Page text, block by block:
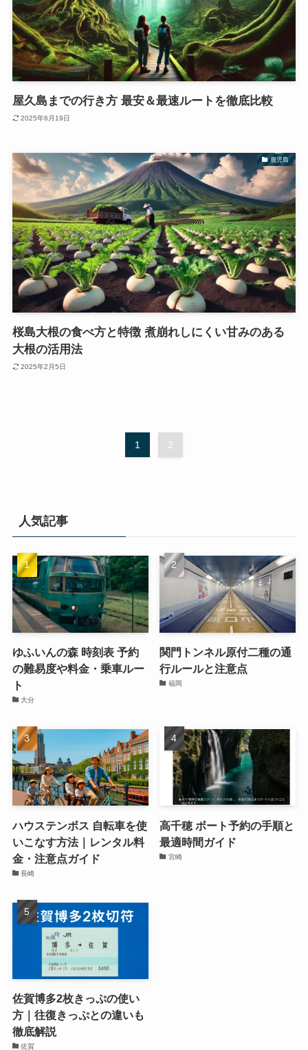
屋久島までの行き方 最安＆最速ルートを徹底比較
2025年6月19日
鹿児島
桜島大根の食べ方と特徴 煮崩れしにくい甘みのある
大根の活用法
2025年2月5日
1 2
人気記事
ゆふいんの森 時刻表 予約
の難易度や料金・乗車ルー
ト
大分
関門トンネル原付二種の通
行ルールと注意点
福岡
ハウステンボス 自転車を使
いこなす方法｜レンタル料
金・注意点ガイド
長崎
高千穂 ボート予約の手順と
最適時間ガイド
宮崎
佐賀博多2枚きっぷの使い
方｜往復きっぷとの違いも
徹底解説
佐賀